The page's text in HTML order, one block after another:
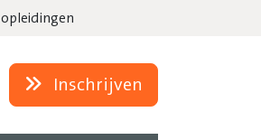
Inschrijven
opleidingen